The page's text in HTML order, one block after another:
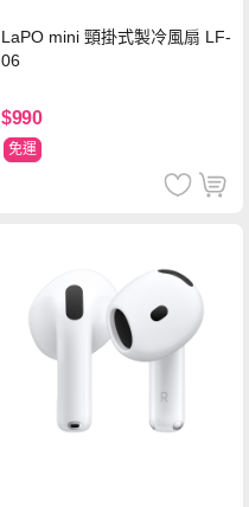
LaPO mini 頸掛式製冷風扇 LF-
06
$990
免運